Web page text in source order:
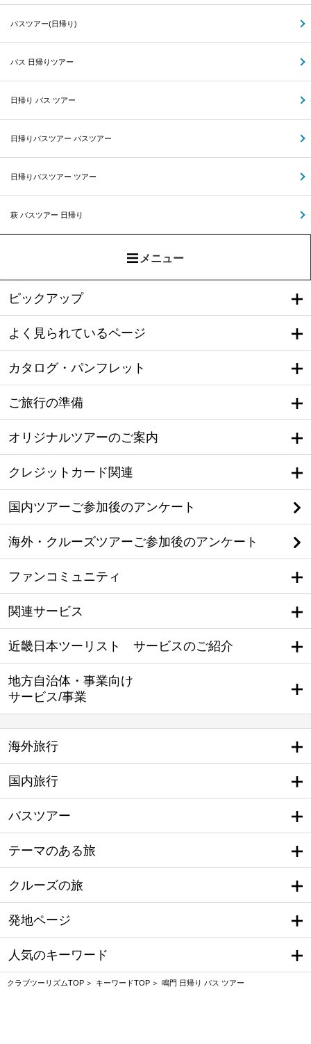
バスツアー(日帰り)
バス 日帰りツアー
日帰り バス ツアー
日帰りバスツアー バスツアー
日帰りバスツアー ツアー
萩 バスツアー 日帰り
メニュー
ピックアップ
よく見られているページ
カタログ・パンフレット
ご旅行の準備
オリジナルツアーのご案内
クレジットカード関連
国内ツアーご参加後のアンケート
海外・クルーズツアーご参加後のアンケート
ファンコミュニティ
関連サービス
近畿日本ツーリスト サービスのご紹介
地方自治体・事業向け
サービス/事業
海外旅行
国内旅行
バスツアー
テーマのある旅
クルーズの旅
発地ページ
人気のキーワード
クラブツーリズムTOP キーワードTOP 鳴門 日帰り バス ツアー